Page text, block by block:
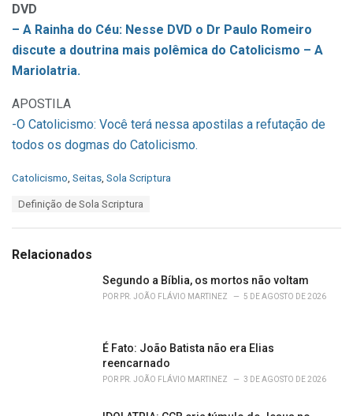
DVD
– A Rainha do Céu: Nesse DVD o Dr Paulo Romeiro
discute a doutrina mais polêmica do Catolicismo – A
Mariolatria.
APOSTILA
-O Catolicismo: Você terá nessa apostilas a refutação de
todos os dogmas do Catolicismo.
C
o
r
Catolicismo Seitas Sola Scriptura
:
Definição de Sola Scriptura
Relacionados
Segundo a Bíblia, os mortos não voltam
POR PR. JOÃO FLÁVIO MARTINEZ 5 DE AGOSTO DE 2026
É Fato: João Batista não era Elias
reencarnado
POR PR. JOÃO FLÁVIO MARTINEZ 3 DE AGOSTO DE 2026